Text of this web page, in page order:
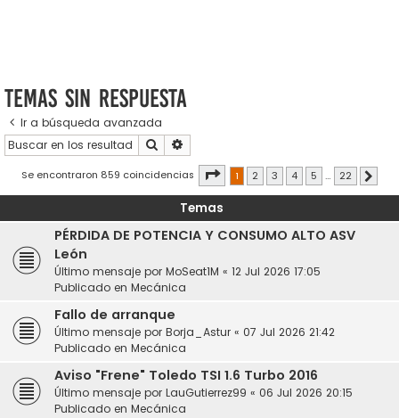
Temas sin respuesta
Ir a búsqueda avanzada
Buscar
Se encontraron 859 coincidencias Página de 22
1 2 3 4 5 … 22
Temas
PÉRDIDA DE POTENCIA Y CONSUMO ALTO ASV
León
Último mensaje por MoSeat1M « 12 Jul 2026 17:05
Publicado en Mecánica
Fallo de arranque
Último mensaje por Borja_Astur « 07 Jul 2026 21:42
Publicado en Mecánica
Aviso "Frene" Toledo TSI 1.6 Turbo 2016
Último mensaje por LauGutierrez99 « 06 Jul 2026 20:15
Publicado en Mecánica